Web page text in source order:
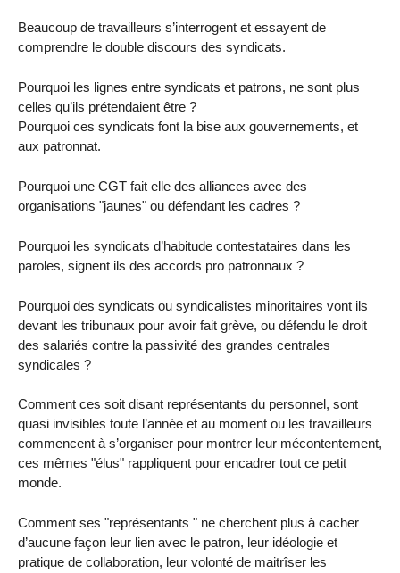
Beaucoup de travailleurs s’interrogent et essayent de
comprendre le double discours des syndicats.
Pourquoi les lignes entre syndicats et patrons, ne sont plus
celles qu’ils prétendaient être ?
Pourquoi ces syndicats font la bise aux gouvernements, et
aux patronnat.
Pourquoi une CGT fait elle des alliances avec des
organisations "jaunes" ou défendant les cadres ?
Pourquoi les syndicats d’habitude contestataires dans les
paroles, signent ils des accords pro patronnaux ?
Pourquoi des syndicats ou syndicalistes minoritaires vont ils
devant les tribunaux pour avoir fait grève, ou défendu le droit
des salariés contre la passivité des grandes centrales
syndicales ?
Comment ces soit disant représentants du personnel, sont
quasi invisibles toute l’année et au moment ou les travailleurs
commencent à s’organiser pour montrer leur mécontentement,
ces mêmes "élus" rappliquent pour encadrer tout ce petit
monde.
Comment ses "représentants " ne cherchent plus à cacher
d’aucune façon leur lien avec le patron, leur idéologie et
pratique de collaboration, leur volonté de maitrîser les